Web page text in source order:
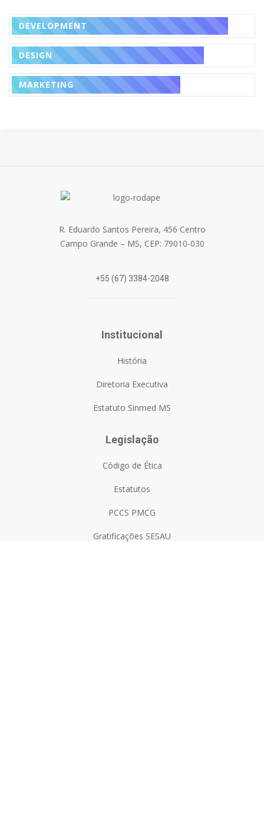
DEVELOPMENT
DESIGN
MARKETING
R. Eduardo Santos Pereira, 456 Centro
Campo Grande – MS, CEP: 79010-030
+55 (67) 3384-2048
Institucional
História
Diretoria Executiva
Estatuto Sinmed MS
Legislação
Código de Ética
Estatutos
PCCS PMCG
Gratificações SESAU